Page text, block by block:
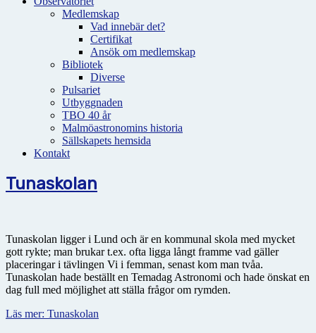
Medlemskap
Vad innebär det?
Certifikat
Ansök om medlemskap
Bibliotek
Diverse
Pulsariet
Utbyggnaden
TBO 40 år
Malmöastronomins historia
Sällskapets hemsida
Kontakt
Tunaskolan
Tunaskolan ligger i Lund och är en kommunal skola med mycket
gott rykte; man brukar t.ex. ofta ligga långt framme vad gäller
placeringar i tävlingen Vi i femman, senast kom man tvåa.
Tunaskolan hade beställt en Temadag Astronomi och hade önskat en
dag full med möjlighet att ställa frågor om rymden.
Läs mer: Tunaskolan